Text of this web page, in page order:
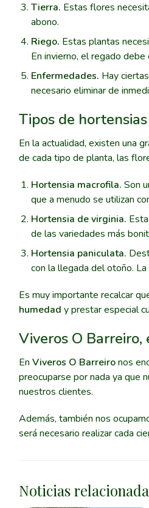
Tierra. Estas flores
abono.
Riego. Estas plantas
En invierno, el regado
Enfermedades. Hay
necesario eliminar de
Tipos de hortensias
En la actualidad, existen una
de cada tipo de planta, las
Hortensia macrofila. Son
que a menudo se utilizan
Hortensia de virginia.
de las variedades más
Hortensia paniculata.
con la llegada del otoño.
Es muy importante recalcar
humedad y prestar especial
Viveros O Barreiro,
EnViveros O Barreironos
preocuparse por nada ya que
nuestros clientes.
Además, también nos
será necesario realizar cada
Noticias